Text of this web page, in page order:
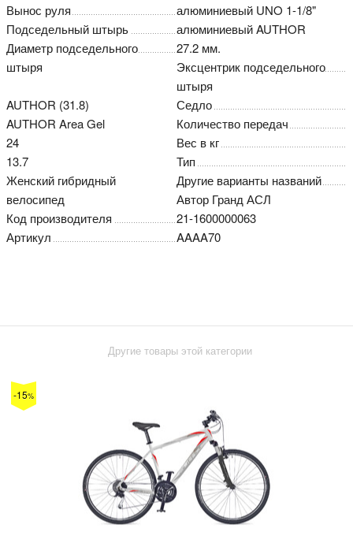
Вынос руля
алюминиевый UNO 1-1/8"
Подседельный штырь
алюминиевый AUTHOR
Диаметр подседельного
штыря
27.2 мм.
Эксцентрик подседельного
штыря
AUTHOR (31.8)
Седло
AUTHOR Area Gel
Количество передач
24
Вес в кг
13.7
Тип
Женский гибридный
велосипед
Другие варианты названий
Автор Гранд АСЛ
Код производителя
21-1600000063
Артикул
AAAA70
Другие товары этой категории
-15%